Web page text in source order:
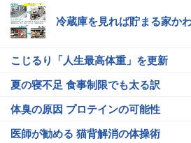
冷蔵庫を見れば貯まる家か
こじるり「人生最高体重」を更新
夏の寝不足 食事制限でも太る訳
体臭の原因 プロテインの可能性
医師が勧める 猫背解消の体操術